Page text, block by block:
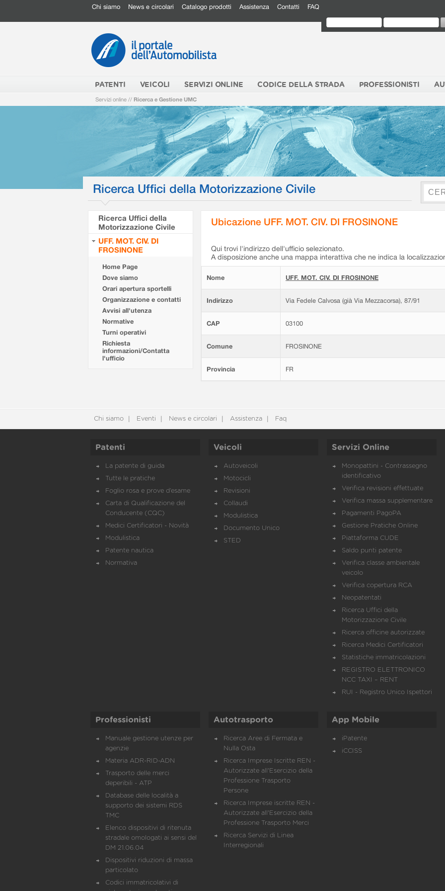
Chi siamo News e circolari Catalogo prodotti Assistenza Contatti FAQ
PATENTI VEICOLI SERVIZI ONLINE CODICE DELLA STRADA PROFESSIONISTI
Servizi online // Ricerca e Gestione UMC
Ricerca Uffici della Motorizzazione Civile
Ricerca Uffici della
Motorizzazione Civile
UFF. MOT. CIV. DI
FROSINONE
Home Page
Dove siamo
Orari apertura sportelli
Organizzazione e contatti
Avvisi all'utenza
Normative
Turni operativi
Richiesta
informazioni/Contatta
l'ufficio
Ubicazione UFF. MOT. CIV. DI FROSINONE
Qui trovi l'indirizzo dell'ufficio selezionato.
A disposizione anche una mappa interattiva che ne indica la
Nome UFF. MOT. CIV. DI FROSINONE
Indirizzo Via Fedele Calvosa (già Via Mezzacorsa), 87/91
CAP 03100
Comune FROSINONE
Provincia FR
Chi siamo Eventi News e circolari Assistenza Faq
Patenti
La patente di guida
Tutte le pratiche
Foglio rosa e prove d’esame
Carta di Qualificazione del
Conducente (CQC)
Medici Certificatori - Novità
Modulistica
Patente nautica
Normativa
Veicoli
Autoveicoli
Motocicli
Revisioni
Collaudi
Modulistica
Documento Unico
STED
Servizi Online
Monopattini - Contrassegno
identificativo
Verifica revisioni effettuate
Verifica massa supplementare
Pagamenti PagoPA
Gestione Pratiche Online
Piattaforma CUDE
Saldo punti patente
Verifica classe ambientale
veicolo
Verifica copertura RCA
Neopatentati
Ricerca Uffici della
Motorizzazione Civile
Ricerca officine autorizzate
Ricerca Medici Certificatori
Statistiche immatricolazioni
REGISTRO ELETTRONICO
NCC TAXI – RENT
RUI - Registro Unico Ispettori
Professionisti
Manuale gestione utenze per
agenzie
Materia ADR-RID-ADN
Trasporto delle merci
deperibili - ATP
Database delle località a
supporto dei sistemi RDS
TMC
Elenco dispositivi di ritenuta
stradale omologati ai sensi del
DM 21.06.04
Dispositivi riduzioni di massa
particolato
Codici immatricolativi di
Autotrasporto
Ricerca Aree di Fermata e
Nulla Osta
Ricerca Imprese Iscritte REN -
Autorizzate all'Esercizio della
Professione Trasporto
Persone
Ricerca Imprese iscritte REN -
Autorizzate all'Esercizio della
Professione Trasporto Merci
Ricerca Servizi di Linea
Interregionali
App Mobile
iPatente
iCCISS